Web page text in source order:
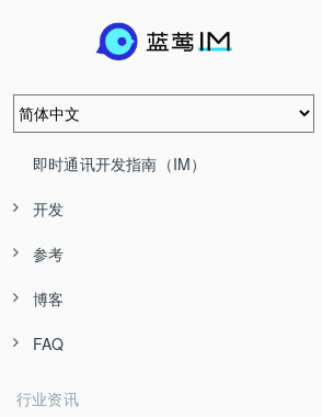
即时通讯开发指南（IM）
开发
参考
博客
FAQ
行业资讯